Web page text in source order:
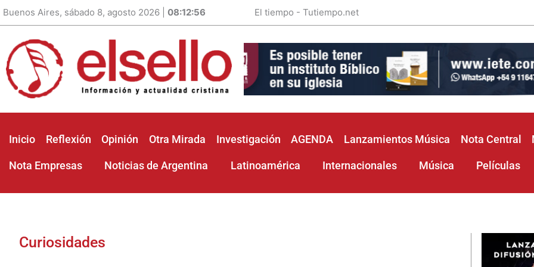
Buenos Aires, sábado 8, agosto 2026 | 08:12:58 El tiempo - Tutiempo.net
Inicio Reflexión Opinión Otra Mirada Investigación AGENDA Lanzamientos Música Nota Central
Nota Empresas Noticias de Argentina Latinoamérica Internacionales Música Películas
Curiosidades